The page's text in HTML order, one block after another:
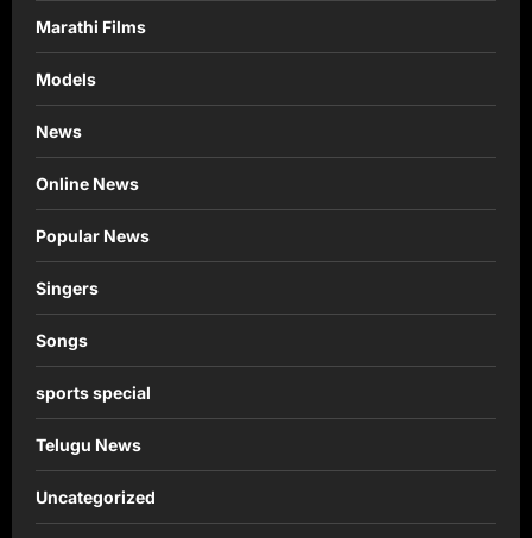
Marathi Films
Models
News
Online News
Popular News
Singers
Songs
sports special
Telugu News
Uncategorized